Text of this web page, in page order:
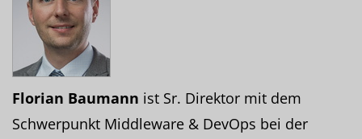
Florian Baumann ist Sr. Direktor mit dem
Schwerpunkt Middleware & DevOps bei der